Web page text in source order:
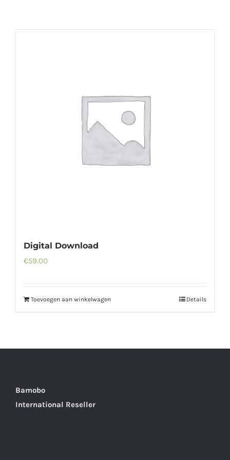
Digital Download
€59.00
Toevoegen aan winkelwagen Details
Bamobo
International Reseller